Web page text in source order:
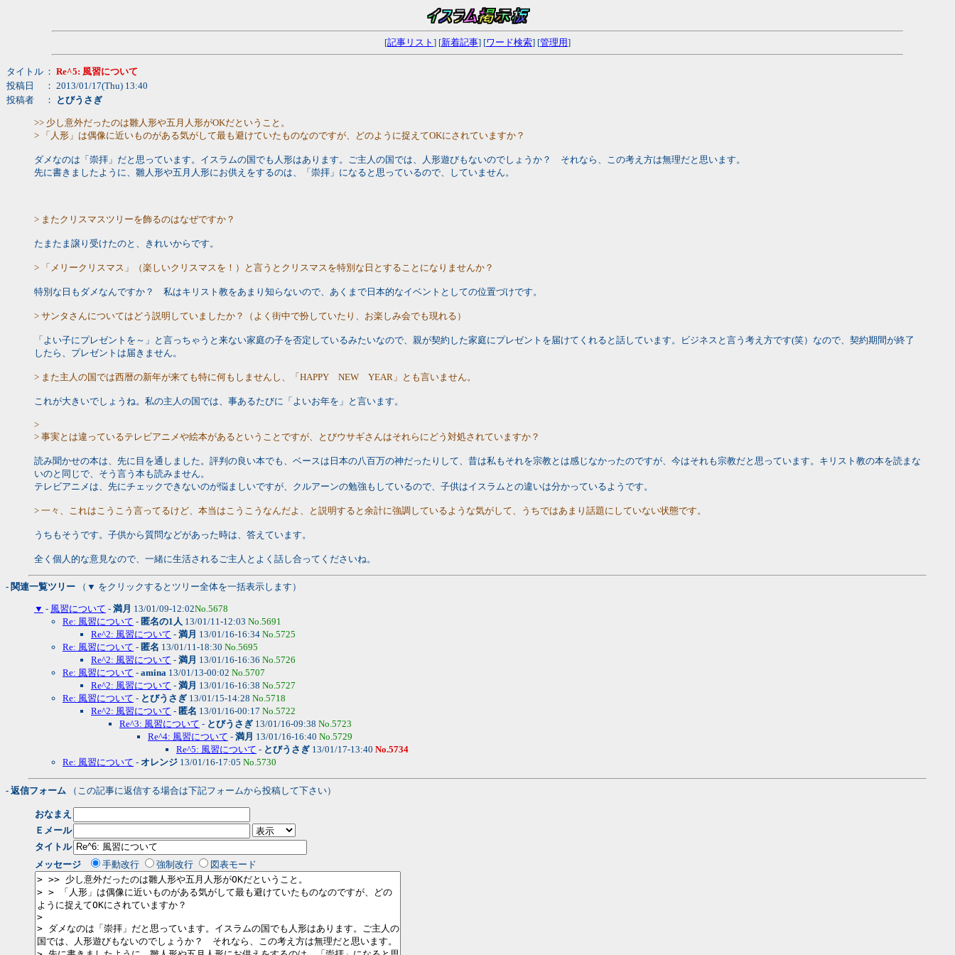
[記事リスト ] [新着記事] [ワード検索] [管理用]
タイトル ： Re^5: 風習について
投稿日
： 2013/01/17(Thu) 13:40
投稿者
： とびうさぎ
>> 少し意外だったのは雛人形や五月人形がOKだということ。
> 「人形」は偶像に近いものがある気がして最も避けていたものなのですが、どのように捉えてOKにされていますか？
ダメなのは「崇拝」だと思っています。イスラムの国でも人形はあります。ご主人の国では、人形遊びもないのでしょうか？ それなら、この考え方は無理だと思います。
先に書きましたように、雛人形や五月人形にお供えをするのは、「崇拝」になると思っているので、していません。
> またクリスマスツリーを飾るのはなぜですか？
たまたま譲り受けたのと、きれいからです。
> 「メリークリスマス」（楽しいクリスマスを！）と言うとクリスマスを特別な日とすることになりませんか？
特別な日もダメなんですか？ 私はキリスト教をあまり知らないので、あくまで日本的なイベントとしての位置づけです。
> サンタさんについてはどう説明していましたか？（よく街中で扮していたり、お楽しみ会でも現れる）
「よい子にプレゼントを～」と言っちゃうと来ない家庭の子を否定しているみたいなので、親が契約した家庭にプレゼントを届けてくれると話しています。ビジネスと言う考え方です(笑）なので、契約期間が終了
したら、プレゼントは届きません。
> また主人の国では西暦の新年が来ても特に何もしませんし、「HAPPY NEW YEAR」とも言いません。
これが大きいでしょうね。私の主人の国では、事あるたびに「よいお年を」と言います。
>
> 事実とは違っているテレビアニメや絵本があるということですが、とびウサギさんはそれらにどう対処されていますか？
読み聞かせの本は、先に目を通しました。評判の良い本でも、ベースは日本の八百万の神だったりして、昔は私もそれを宗教とは感じなかったのですが、今はそれも宗教だと思っています。キリスト教の本を読まな
いのと同じで、そう言う本も読みません。
テレビアニメは、先にチェックできないのが悩ましいですが、クルアーンの勉強もしているので、子供はイスラムとの違いは分かっているようです。
> 一々、これはこうこう言ってるけど、本当はこうこうなんだよ、と説明すると余計に強調しているような気がして、うちではあまり話題にしていない状態です。
うちもそうです。子供から質問などがあった時は、答えています。
全く個人的な意見なので、一緒に生活されるご主人とよく話し合ってくださいね。
- 関連一覧ツリー （▼ をクリックするとツリー全体を一括表示します）
▼ - 風習について - 満月 13/01/09-12:02No.5678
Re: 風習について - 匿名の1人 13/01/11-12:03 No.5691
Re^2: 風習について - 満月 13/01/16-16:34 No.5725
Re: 風習について - 匿名 13/01/11-18:30 No.5695
Re^2: 風習について - 満月 13/01/16-16:36 No.5726
Re: 風習について - amina 13/01/13-00:02 No.5707
Re^2: 風習について - 満月 13/01/16-16:38 No.5727
Re: 風習について - とびうさぎ 13/01/15-14:28 No.5718
Re^2: 風習について - 匿名 13/01/16-00:17 No.5722
Re^3: 風習について - とびうさぎ 13/01/16-09:38 No.5723
Re^4: 風習について - 満月 13/01/16-16:40 No.5729
Re^5: 風習について - とびうさぎ 13/01/17-13:40 No.5734
Re: 風習について - オレンジ 13/01/16-17:05 No.5730
- 返信フォーム （この記事に返信する場合は下記フォームから投稿して下さい）
おなまえ
Ｅメール
タイトル
メッセージ
手動改行 強制改行 図表モード